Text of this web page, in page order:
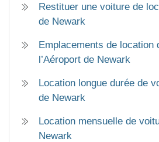
Restituer une voiture de
de Newark
Emplacements de location
l’Aéroport de Newark
Location longue durée de
de Newark
Location mensuelle de
Newark